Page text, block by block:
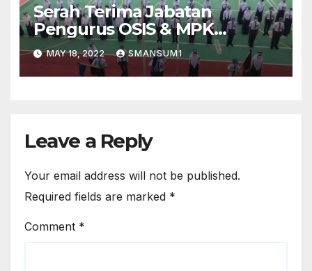
Serah Terima Jabatan
Pengurus OSIS & MPK
2021/2022
MAY 18, 2022 SMANSUM1
Leave a Reply
Your email address will not be published.
Required fields are marked *
Comment *